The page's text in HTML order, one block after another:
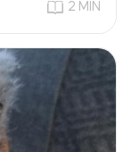
2 MIN